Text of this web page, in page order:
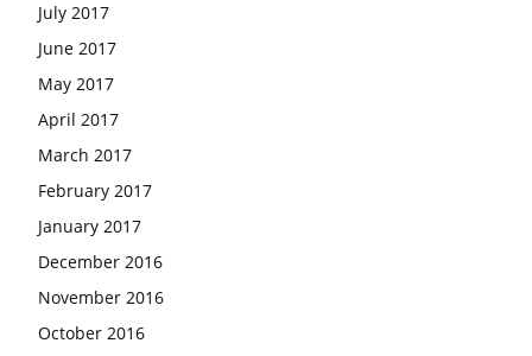
July 2017
June 2017
May 2017
April 2017
March 2017
February 2017
January 2017
December 2016
November 2016
October 2016